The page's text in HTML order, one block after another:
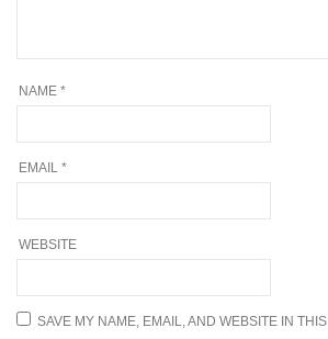
NAME *
EMAIL *
WEBSITE
SAVE MY NAME, EMAIL, AND WEBSITE IN